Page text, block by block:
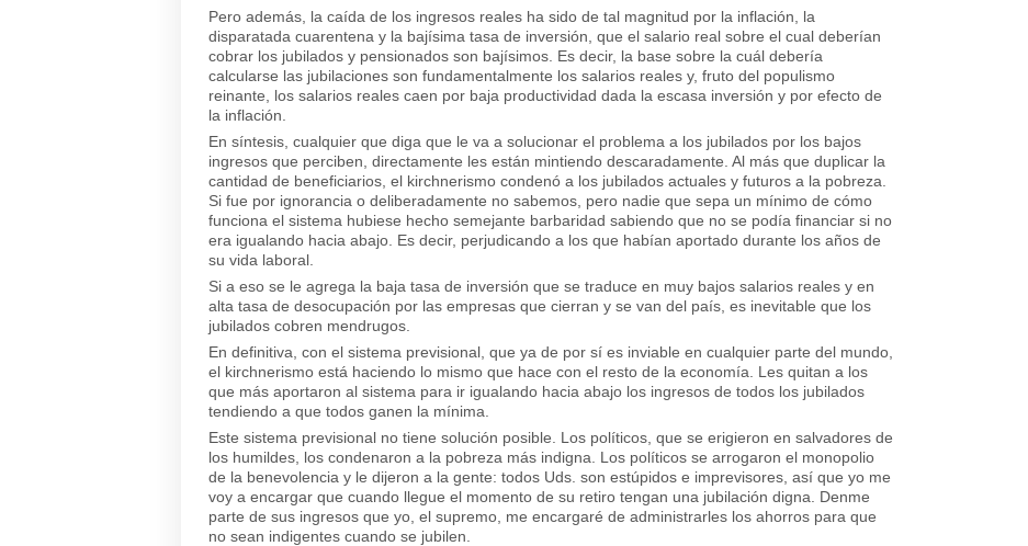
Pero además, la caída de los ingresos reales ha sido de tal magnitud por la inflación, la
disparatada cuarentena y la bajísima tasa de inversión, que el salario real sobre el cual deberían
cobrar los jubilados y pensionados son bajísimos. Es decir, la base sobre la cuál debería
calcularse las jubilaciones son fundamentalmente los salarios reales y, fruto del populismo
reinante, los salarios reales caen por baja productividad dada la escasa inversión y por efecto de
la inflación.
En síntesis, cualquier que diga que le va a solucionar el problema a los jubilados por los bajos
ingresos que perciben, directamente les están mintiendo descaradamente. Al más que duplicar la
cantidad de beneficiarios, el kirchnerismo condenó a los jubilados actuales y futuros a la pobreza.
Si fue por ignorancia o deliberadamente no sabemos, pero nadie que sepa un mínimo de cómo
funciona el sistema hubiese hecho semejante barbaridad sabiendo que no se podía financiar si no
era igualando hacia abajo. Es decir, perjudicando a los que habían aportado durante los años de
su vida laboral.
Si a eso se le agrega la baja tasa de inversión que se traduce en muy bajos salarios reales y en
alta tasa de desocupación por las empresas que cierran y se van del país, es inevitable que los
jubilados cobren mendrugos.
En definitiva, con el sistema previsional, que ya de por sí es inviable en cualquier parte del mundo,
el kirchnerismo está haciendo lo mismo que hace con el resto de la economía. Les quitan a los
que más aportaron al sistema para ir igualando hacia abajo los ingresos de todos los jubilados
tendiendo a que todos ganen la mínima.
Este sistema previsional no tiene solución posible. Los políticos, que se erigieron en salvadores de
los humildes, los condenaron a la pobreza más indigna. Los políticos se arrogaron el monopolio
de la benevolencia y le dijeron a la gente: todos Uds. son estúpidos e imprevisores, así que yo me
voy a encargar que cuando llegue el momento de su retiro tengan una jubilación digna. Denme
parte de sus ingresos que yo, el supremo, me encargaré de administrarles los ahorros para que
no sean indigentes cuando se jubilen.